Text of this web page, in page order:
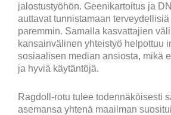
jalostustyöhön. Geenikartoitus ja
auttavat tunnistamaan
paremmin. Samalla kasvattajien
kansainvälinen yhteistyö helpottuu
sosiaalisen median ansiosta, mikä
ja hyviä käytäntöjä.
Ragdoll-rotu tulee todennäköisesti
asemansa yhtenä maailman